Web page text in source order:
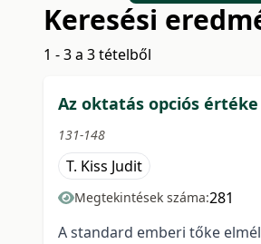
Keresési
1 - 3 a 3 tételből
Az oktatás opciós értéke
131-148
T. Kiss Judit
Megtekintések száma:281
A standard emberi tőke